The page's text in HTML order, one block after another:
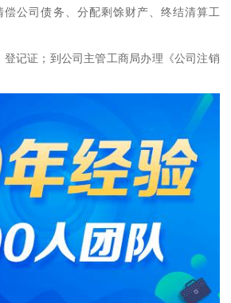
偿公司债务、分配剩馀财产、终结清算工
登记证；到公司主管工商局办理《公司注销